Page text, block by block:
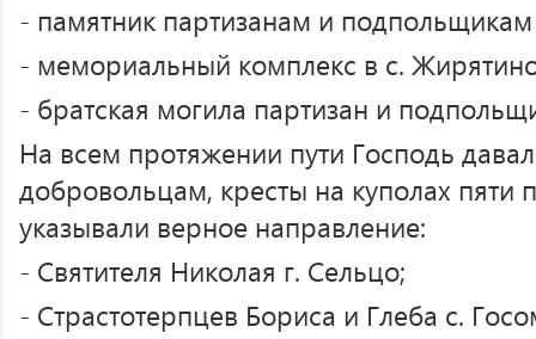
- памятник партизанам и
- мемориальный комплекс в с.
- братская могила партизан и
На всем протяжении пути Господь
добровольцам, кресты на куполах пяти
указывали верное направление:
- Святителя Николая г. Сельцо;
- Страстотерпцев Бориса и Глеба с.